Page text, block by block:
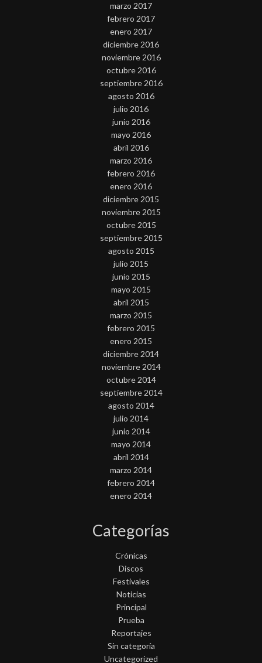
marzo 2017
febrero 2017
enero 2017
diciembre 2016
noviembre 2016
octubre 2016
septiembre 2016
agosto 2016
julio 2016
junio 2016
mayo 2016
abril 2016
marzo 2016
febrero 2016
enero 2016
diciembre 2015
noviembre 2015
octubre 2015
septiembre 2015
agosto 2015
julio 2015
junio 2015
mayo 2015
abril 2015
marzo 2015
febrero 2015
enero 2015
diciembre 2014
noviembre 2014
octubre 2014
septiembre 2014
agosto 2014
julio 2014
junio 2014
mayo 2014
abril 2014
marzo 2014
febrero 2014
enero 2014
Categorías
Crónicas
Discos
Festivales
Noticias
Principal
Prueba
Reportajes
Sin categoría
Uncategorized